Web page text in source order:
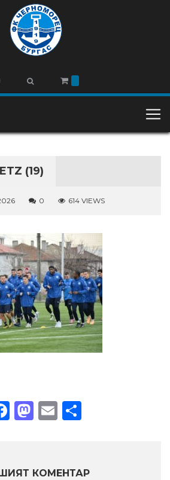
(19)
0 614 VIEWS
Facebook
Mastodon
Email
КОМЕНТАР